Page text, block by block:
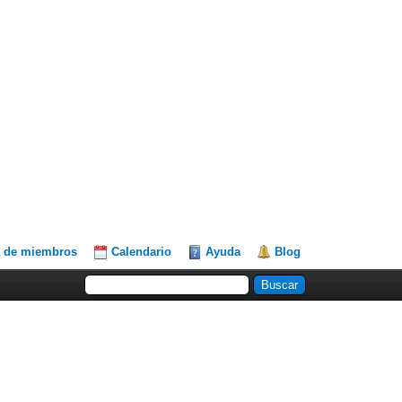
de miembros Calendario Ayuda Blog